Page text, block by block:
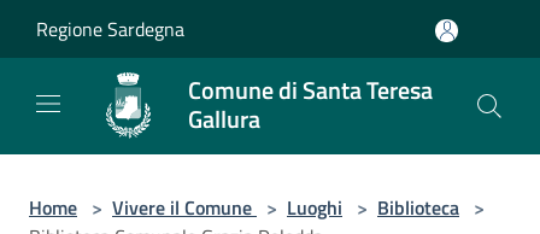
Regione Sardegna
Comune di Santa Teresa
Gallura
Home > Vivere il Comune > Luoghi > Biblioteca >